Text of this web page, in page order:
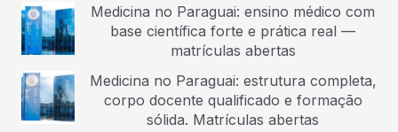
Medicina no Paraguai: ensino médico com
base científica forte e prática real —
matrículas abertas
Medicina no Paraguai: estrutura completa,
corpo docente qualificado e formação
sólida. Matrículas abertas